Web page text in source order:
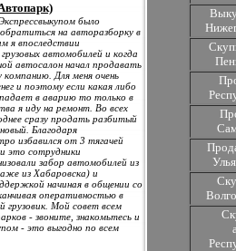
было
на авторазборку в
я впоследствии
автомобилей и когда
автосалон начал продавать
компанию. Для меня очень
и поэтому если какая либо
в аварию то только в
я иду на ремонт. Во всех
сразу продать разбитый
Благодаря
избавился от 3 тягачей
это сотрудники
забор автомобилей из
из Хабаровска) и
начиная в общении со
оперативностью в
грузовик. Мой совет всем
- звоните, знакомьтесь и
- это выгодно по всем